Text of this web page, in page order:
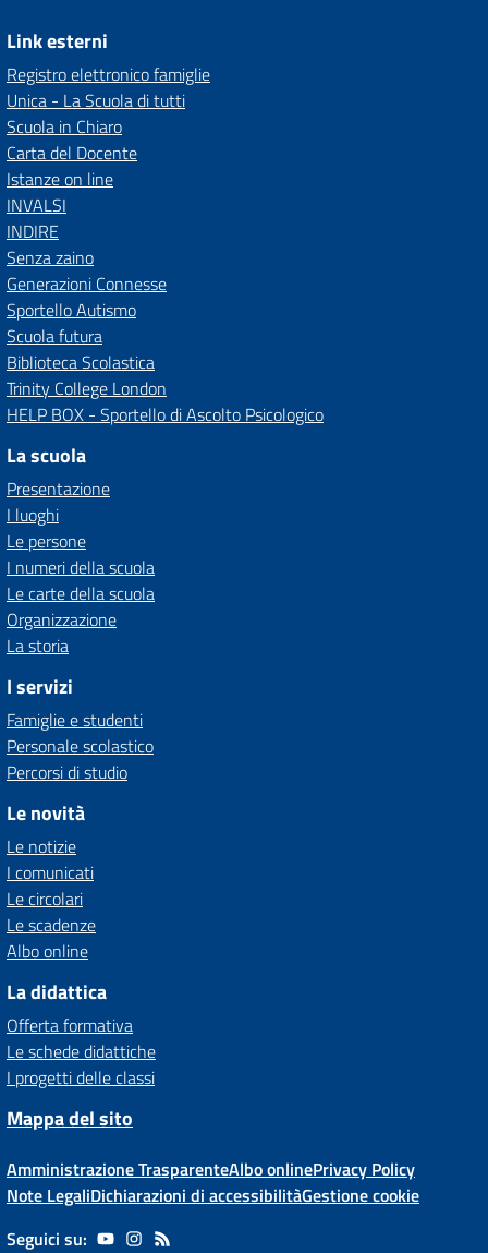
Link esterni
Registro elettronico famiglie
Unica - La Scuola di tutti
Scuola in Chiaro
Carta del Docente
Istanze on line
INVALSI
INDIRE
Senza zaino
Generazioni Connesse
Sportello Autismo
Scuola futura
Biblioteca Scolastica
Trinity College London
HELP BOX - Sportello di Ascolto Psicologico
La scuola
Presentazione
I luoghi
Le persone
I numeri della scuola
Le carte della scuola
Organizzazione
La storia
I servizi
Famiglie e studenti
Personale scolastico
Percorsi di studio
Le novità
Le notizie
I comunicati
Le circolari
Le scadenze
Albo online
La didattica
Offerta formativa
Le schede didattiche
I progetti delle classi
Mappa del sito
Amministrazione TrasparenteAlbo onlinePrivacy Policy
Note LegaliDichiarazioni di accessibilitàGestione cookie
Seguici su: